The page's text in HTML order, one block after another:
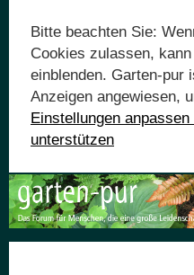
Bitte beachten Sie:
Cookies zulassen,
einblenden. Garten-pur
Anzeigen angewiesen,
Einstellungen
unterstützen